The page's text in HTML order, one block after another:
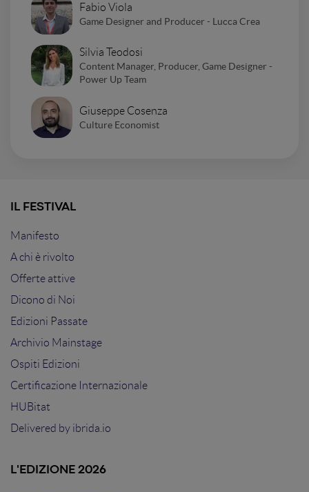
Fabio Viola
Game Designer and Producer - Lucca Crea
Silvia Teodosi
Content Manager, Producer, Game Designer -
Power Up Team
Giuseppe Cosenza
Culture Economist
IL FESTIVAL
Manifesto
A chi è rivolto
Offerte attive
Dicono di Noi
Edizioni Passate
Archivio Mainstage
Ospiti Edizioni
Certificazione Internazionale
HUBitat
Delivered by ibrida.io
L'EDIZIONE 2026